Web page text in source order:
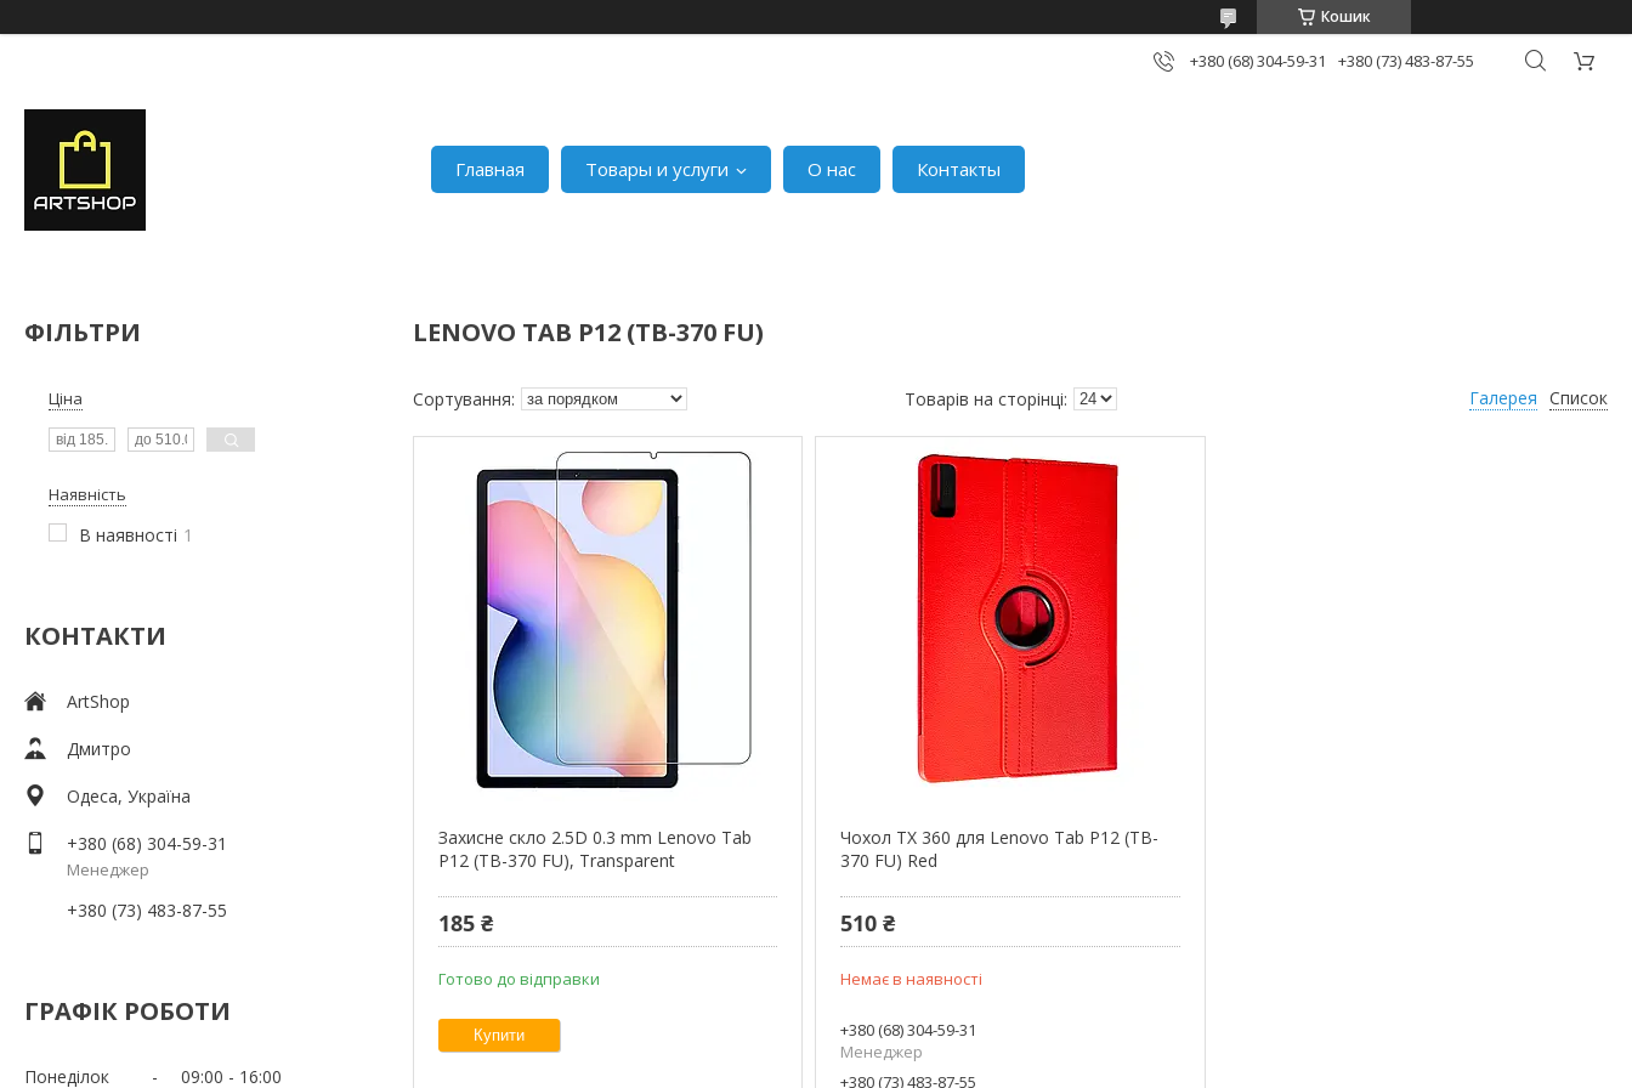
Кошик
+380 (68) 304-59-31 +380 (73) 483-87-55
Главная Товары и услуги О нас Контакты
ФІЛЬТРИ
Ціна
Наявність
В наявності 1
КОНТАКТИ
ArtShop
Дмитро
Одеса, Україна
+380 (68) 304-59-31
Менеджер
+380 (73) 483-87-55
ГРАФІК РОБОТИ
Понеділок 09:00 16:00
LENOVO TAB P12 (TB-370 FU)
Галерея Список
Захисне скло 2.5D 0.3 mm Lenovo Tab
P12 (TB-370 FU), Transparent
185 ₴
Готово до відправки
Купити
Чохол TX 360 для Lenovo Tab P12 (TB-
370 FU) Red
510 ₴
Немає в наявності
+380 (68) 304-59-31
Менеджер
+380 (73) 483-87-55